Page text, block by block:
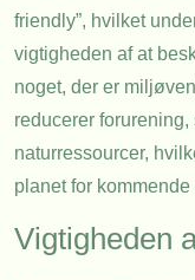
friendly”, hvilket
vigtigheden af at
noget, der er
reducerer
naturressourcer,
planet for
Vigtigheden